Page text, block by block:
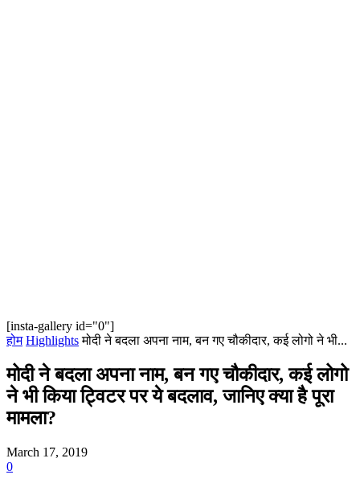
[insta-gallery id="0"]
होम Highlights मोदी ने बदला अपना नाम, बन गए चौकीदार, कई लोगो ने भी...
मोदी ने बदला अपना नाम, बन गए चौकीदार, कई लोगो
ने भी किया ट्विटर पर ये बदलाव, जानिए क्या है पूरा
मामला?
March 17, 2019
0